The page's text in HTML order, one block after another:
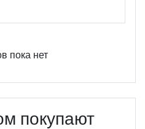
пока нет
покупают